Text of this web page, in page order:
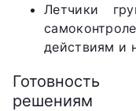
Летчики
действиям и
решениям